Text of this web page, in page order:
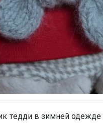
тедди в зимней одежде